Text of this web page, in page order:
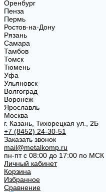
Оренбург
Пенза
Пермь
Ростов-на-Дону
Рязань
Самара
Тамбов
Томск
Тюмень
Уфа
Ульяновск
Волгоград
Воронеж
Ярославль
Москва
г. Казань, Тихорецкая ул., 2Б
+7 (8452) 24-30-51
Заказать звонок
mail@metalkomp.ru
пн-пт с 08:00 до 17:00 по МСК
Личный кабинет
Корзина
Избранное
Сравнение